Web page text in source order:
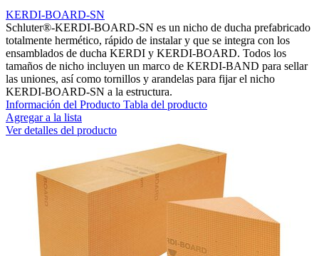
KERDI-BOARD-SN
Schluter®-KERDI-BOARD-SN es un nicho de ducha prefabricado
totalmente hermético, rápido de instalar y que se integra con los
ensamblados de ducha KERDI y KERDI-BOARD. Todos los
tamaños de nicho incluyen un marco de KERDI-BAND para sellar
las uniones, así como tornillos y arandelas para fijar el nicho
KERDI-BOARD-SN a la estructura.
Información del Producto Tabla del producto
Agregar a la lista
Ver detalles del producto